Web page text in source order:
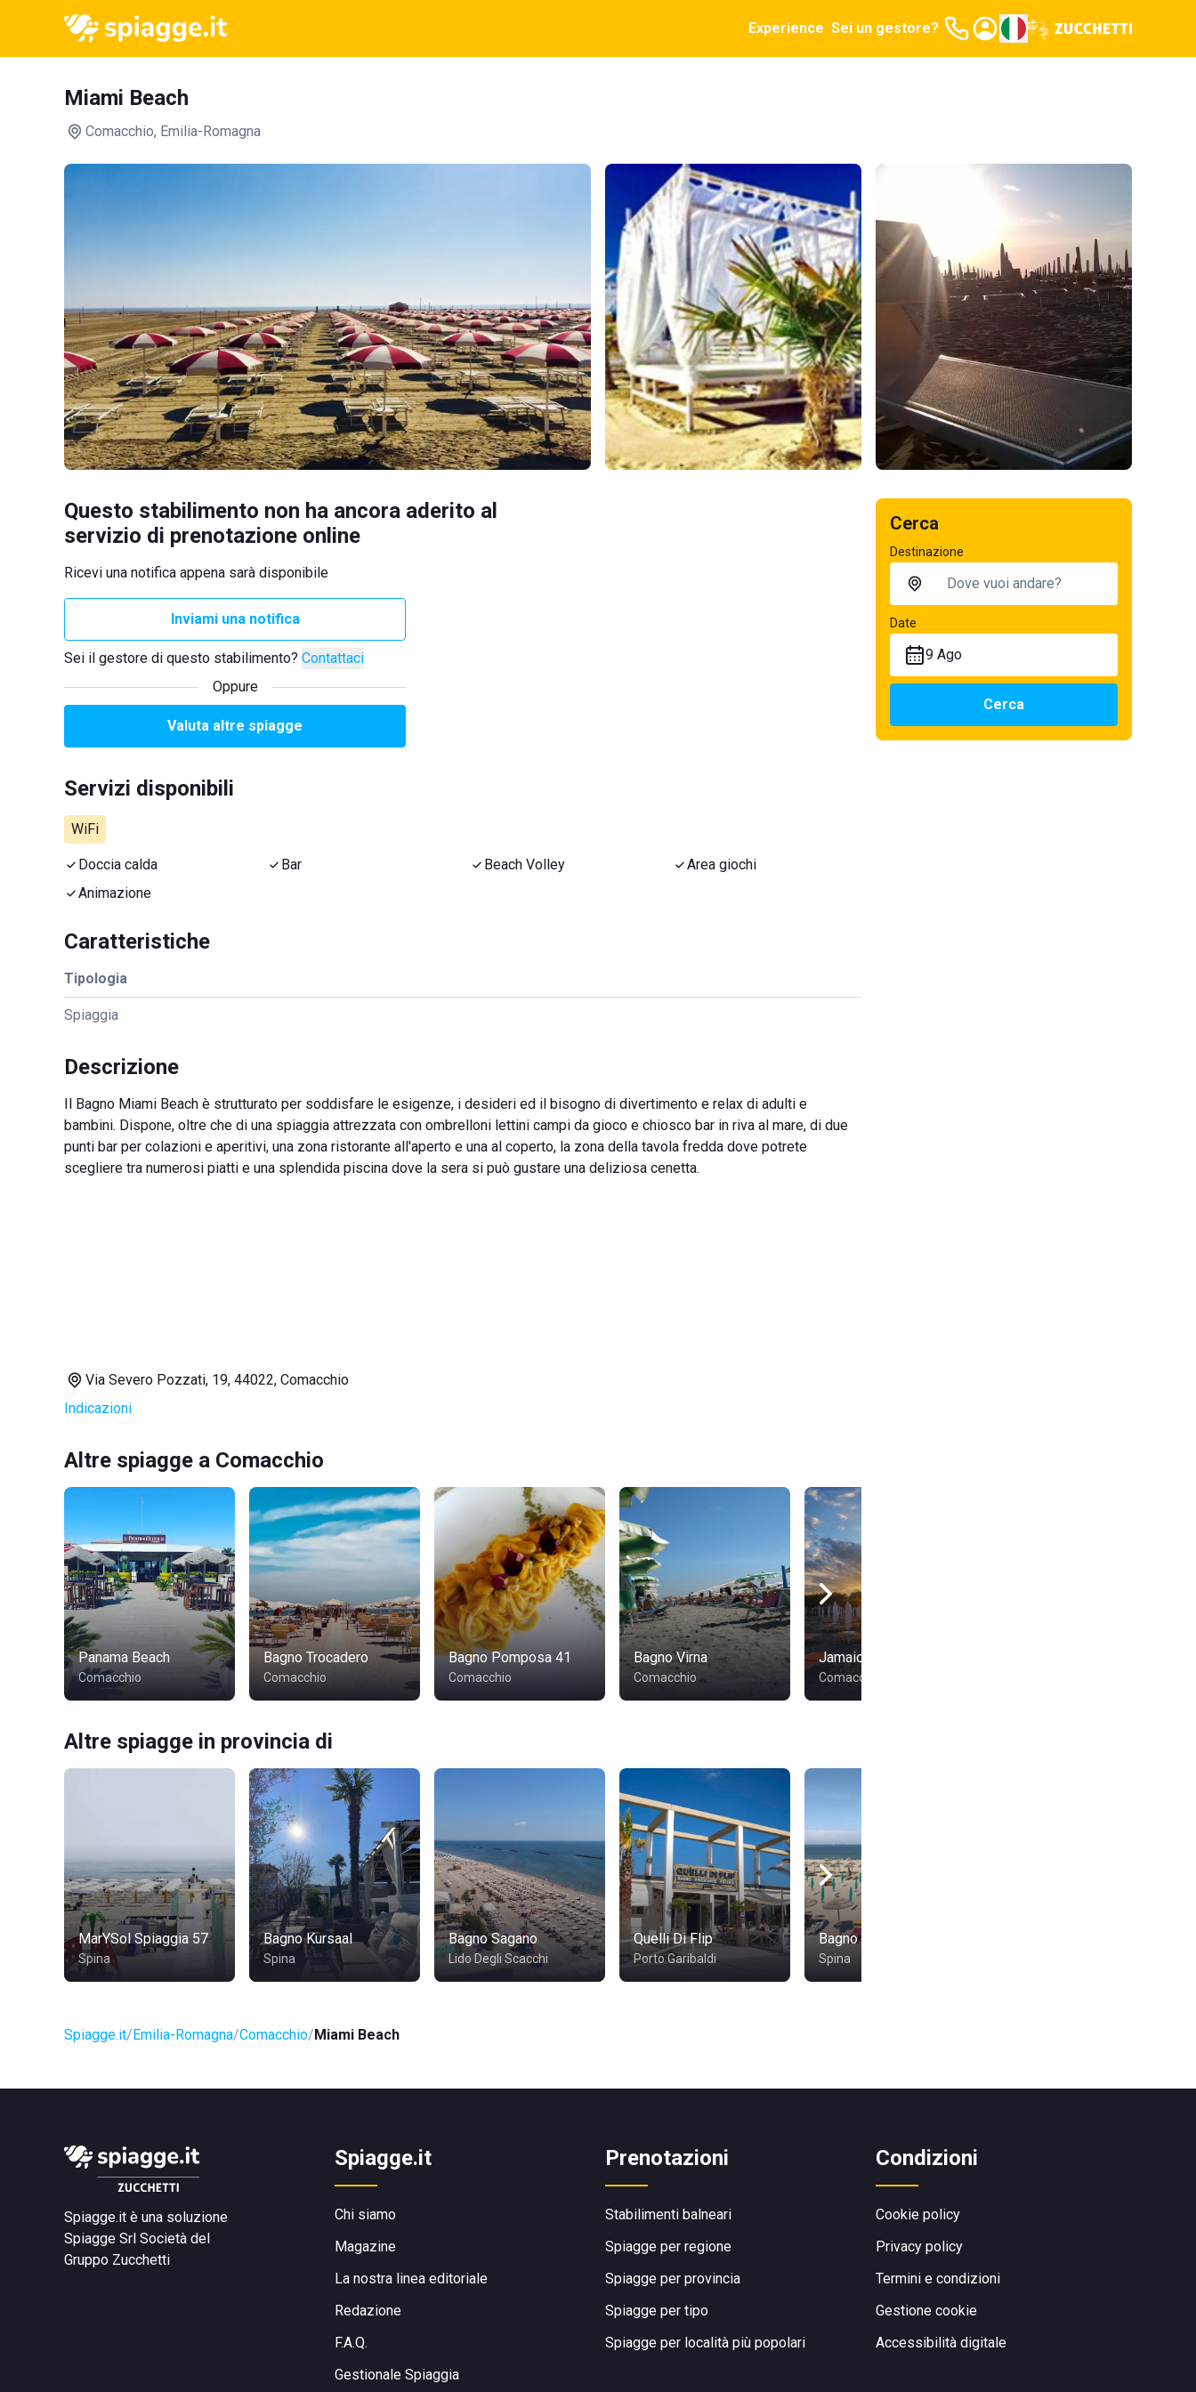
Experience Sei un gestore?
Miami Beach
Comacchio, Emilia-Romagna
Questo stabilimento non ha ancora aderito al
servizio di prenotazione online
Ricevi una notifica appena sarà disponibile
Inviami una notifica
Sei il gestore di questo stabilimento? Contattaci
Oppure
Valuta altre spiagge
Servizi disponibili
WiFi
Doccia calda Bar Beach Volley
Area giochi
Animazione
Caratteristiche
Tipologia
Spiaggia
Descrizione
Il Bagno Miami Beach è strutturato per soddisfare le esigenze, i desideri ed il bisogno di divertimento e relax di adulti e
bambini. Dispone, oltre che di una spiaggia attrezzata con ombrelloni lettini campi da gioco e chiosco bar in riva al mare, di due
punti bar per colazioni e aperitivi, una zona ristorante all'aperto e una al coperto, la zona della tavola fredda dove potrete
scegliere tra numerosi piatti e una splendida piscina dove la sera si può gustare una deliziosa cenetta.
Via Severo Pozzati, 19, 44022, Comacchio
Indicazioni
Altre spiagge a Comacchio
Panama Beach
Comacchio
Bagno Trocadero
Comacchio
Bagno Pomposa 41
Comacchio
Bagno Virna
Comacchio
Jamaica
Comacchio
Altre spiagge in provincia di
MarYSol Spiaggia 57
Spina
Bagno Kursaal
Spina
Bagno Sagano
Lido Degli Scacchi
Quelli Di Flip
Porto Garibaldi
Bagno Le Piramidi
Spina
Spiagge.it Emilia-Romagna Comacchio Miami Beach
Cerca
Destinazione
Date
9 Ago
Cerca
Spiagge.it è una soluzione
Spiagge Srl Società del
Gruppo Zucchetti
Spiagge.it
Chi siamo
Magazine
La nostra linea editoriale
Redazione
F.A.Q.
Gestionale Spiaggia
Prenotazioni
Stabilimenti balneari
Spiagge per regione
Spiagge per provincia
Spiagge per tipo
Spiagge per località più popolari
Condizioni
Cookie policy
Privacy policy
Termini e condizioni
Gestione cookie
Accessibilità digitale